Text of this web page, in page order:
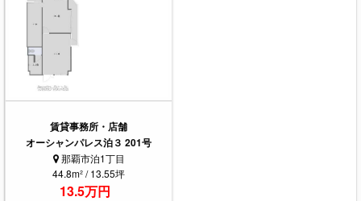
賃貸事務所・店舗
オーシャンパレス泊３ 201号
那覇市泊1丁目
44.8m² / 13.55坪
13.5万円